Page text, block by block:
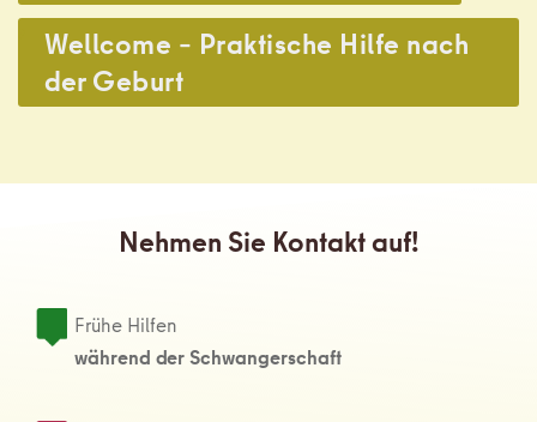
, Wellcome – Praktische Hilfe nach
der Geburt
Nehmen Sie Kontakt auf!
Frühe Hilfen
während der Schwangerschaft